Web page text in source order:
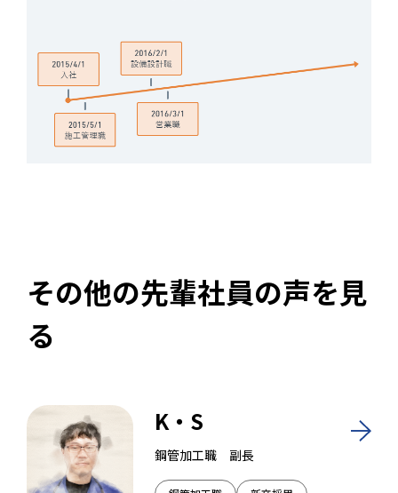
その他の先輩社員の声を見
る
K・S
鋼管加工職 副長